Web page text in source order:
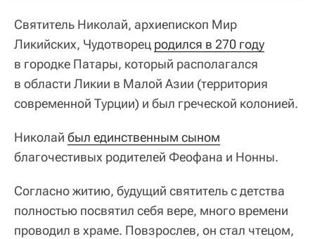
Святитель Николай, архиепископ Мир
Ликийских, Чудотворец родился в 270 году
в городке Патары, который располагался
в области Ликии в Малой Азии (территория
современной Турции) и был греческой колонией.
Николай был единственным сыном
благочестивых родителей Феофана и Нонны.
Согласно житию, будущий святитель с детства
полностью посвятил себя вере, много времени
проводил в храме. Повзрослев, он стал чтецом,